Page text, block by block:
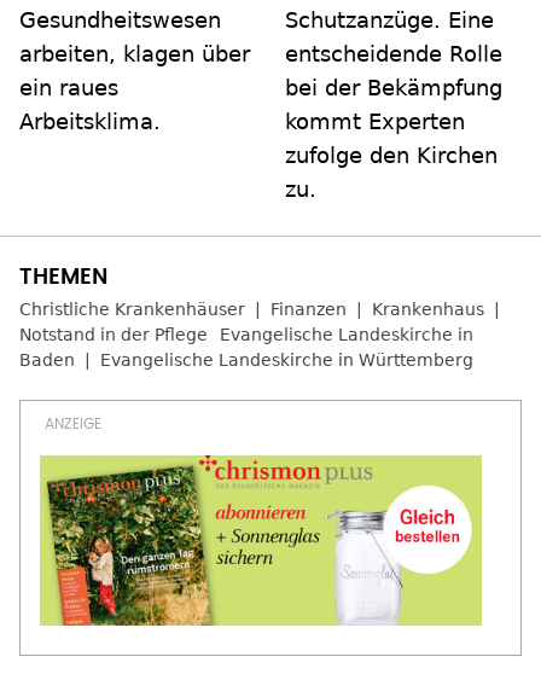
Gesundheitswesen
arbeiten, klagen über
ein raues
Arbeitsklima.
Schutzanzüge. Eine
entscheidende Rolle
bei der Bekämpfung
kommt Experten
zufolge den Kirchen
zu.
Christliche Krankenhäuser Finanzen
Krankenhaus
Notstand in der Pflege
Evangelische Landeskirche in
Baden
Evangelische Landeskirche in Württemberg